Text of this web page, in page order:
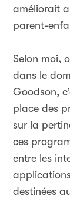
améliorait
parent-
Selon moi,
dans le
Goodson,
place des
sur la
ces
entre les
destinées